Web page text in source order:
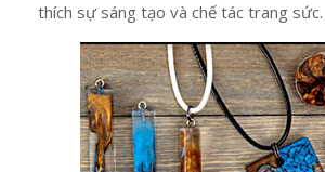
thích sự sáng tạo và chế tác trang sức.